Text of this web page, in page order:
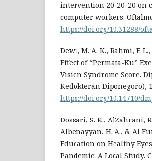
intervention 20-20-20 on
computer workers.
https://doi.org/10.31288/
Dewi, M. A. K., Rahmi, F.
Effect of “Permata-Ku”
Vision Syndrome Score.
Kedokteran Diponegoro),
https://doi.org/10.14710/
Dossari, S. K., AlZahrani,
Albenayyan, H. A., & Al
Education on Healthy
Pandemic: A Local Study.